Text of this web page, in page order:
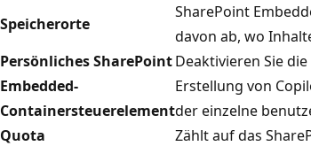
Speicherorte
SharePoint
davon ab, wo
Persönliches SharePoint
Embedded-
Containersteuerelement
Deaktivieren Sie
Erstellung von
der einzelne
Quota
Zählt auf das